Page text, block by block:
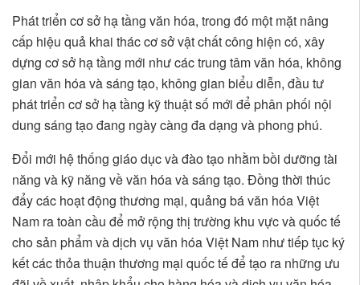
Phát triển cơ sở hạ tầng văn hóa, trong đó một mặt nâng
cấp hiệu quả khai thác cơ sở vật chất công hiện có, xây
dựng cơ sở hạ tầng mới như các trung tâm văn hóa, không
gian văn hóa và sáng tạo, không gian biểu diễn, đầu tư
phát triển cơ sở hạ tầng kỹ thuật số mới để phân phối nội
dung sáng tạo đang ngày càng đa dạng và phong phú.
Đổi mới hệ thống giáo dục và đào tạo nhằm bồi dưỡng tài
năng và kỹ năng về văn hóa và sáng tạo. Đồng thời thúc
đẩy các hoạt động thương mại, quảng bá văn hóa Việt
Nam ra toàn cầu để mở rộng thị trường khu vực và quốc tế
cho sản phẩm và dịch vụ văn hóa Việt Nam như tiếp tục ký
kết các thỏa thuận thương mại quốc tế để tạo ra những ưu